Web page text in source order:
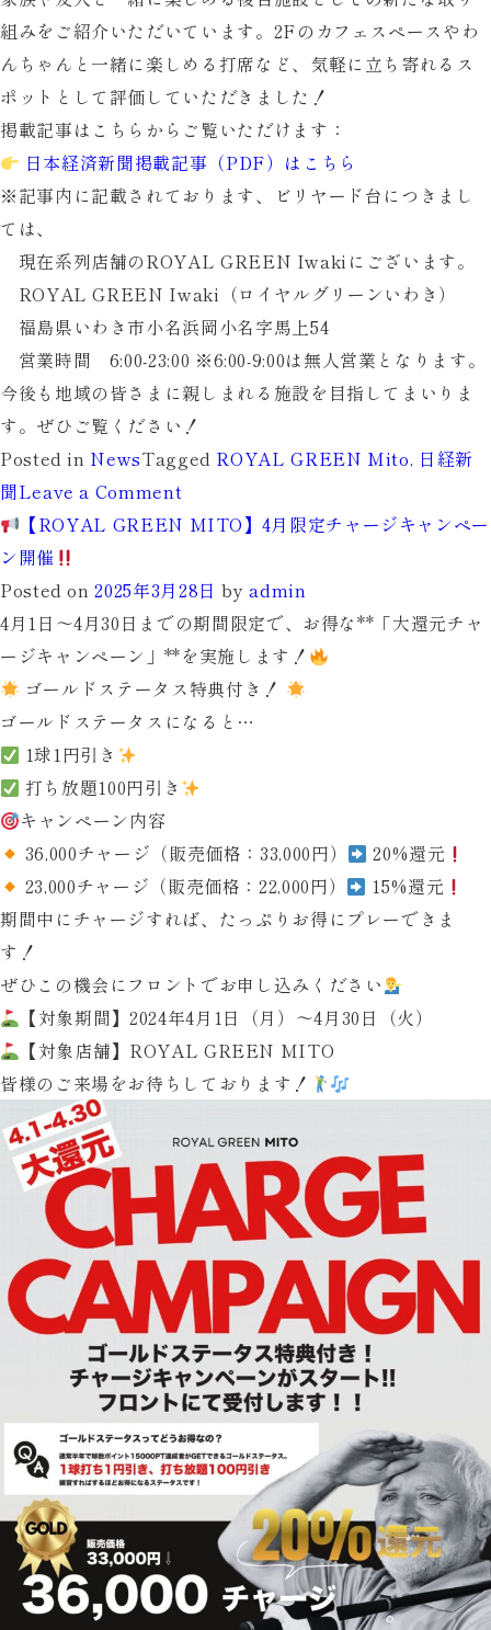
組みをご紹介いただいています。2Fのカフェスペースやわ
んちゃんと一緒に楽しめる打席など、気軽に立ち寄れるス
ポットとして評価していただきました！
掲載記事はこちらからご覧いただけます：
日本経済新聞掲載記事（PDF）はこちら
※記事内に記載されております、ビリヤード台につきまし
ては、
現在系列店舗のROYAL GREEN Iwakiにございます。
ROYAL GREEN Iwaki（ロイヤルグリーンいわき）
福島県いわき市小名浜岡小名字馬上54
営業時間 6:00-23:00 ※6:00-9:00は無人営業となります。
今後も地域の皆さまに親しまれる施設を目指してまいりま
す。ぜひご覧ください！
Posted in NewsTagged ROYAL GREEN Mito, 日経新
聞Leave a Commenton
【お
ら
せ】
ROYAL
GREEN
Mito
「日
経
済
新
に
掲
載
さ
ま
し
た！
【ROYAL GREEN MITO】4月限定チャージキャンペー
ン開催
Posted on2025年3月28日 byadmin
4月1日〜4月30日までの期間限定で、お得な**「大還元チャ
ージキャンペーン」**を実施します！
ゴールドステータス特典付き！
ゴールドステータスになると…
1球1円引き
打ち放題100円引き
キャンペーン内容
36,000チャージ （販売価格：33,000円）
20%還元
23,000チャージ （販売価格：22,000円）
15%還元
期間中にチャージすれば、たっぷりお得にプレーできま
す！
ぜひこの機会にフロントでお申し込みください
【対象期間】2024年4月1日（月）〜4月30日（火）
【対象店舗】ROYAL GREEN MITO
皆様のご来場をお待ちしております！